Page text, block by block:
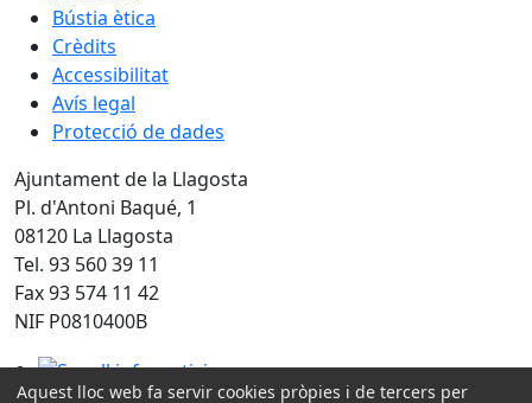
Bústia ètica
Crèdits
Accessibilitat
Avís legal
Protecció de dades
Ajuntament de la Llagosta
Pl. d'Antoni Baqué, 1
08120 La Llagosta
Tel. 93 560 39 11
Fax 93 574 11 42
NIF P0810400B
Segell infoparticipa
Aquest lloc web fa servir cookies pròpies i de tercers per